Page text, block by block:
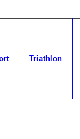
Triathlon